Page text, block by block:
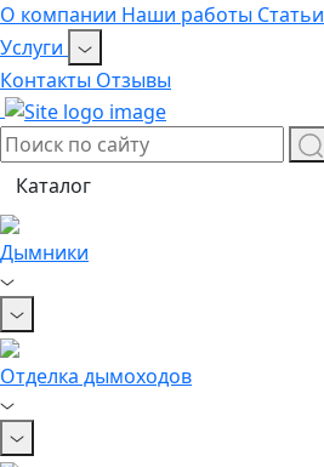
О компании Наши работы Статьи
Услуги
Контакты Отзывы
Каталог
Дымники
Отделка дымоходов